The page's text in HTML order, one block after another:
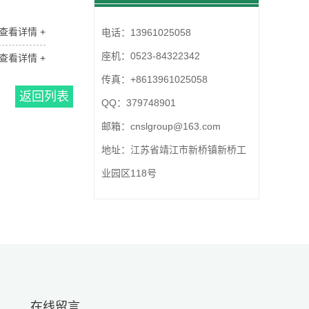
看详情 +
看详情 +
返回列表
电话： 13961025058
座机： 0523-84322342
传真： +8613961025058
QQ： 379748901
邮箱： cnslgroup@163.com
地址： 江苏省靖江市新桥镇新桥工
业园区118号